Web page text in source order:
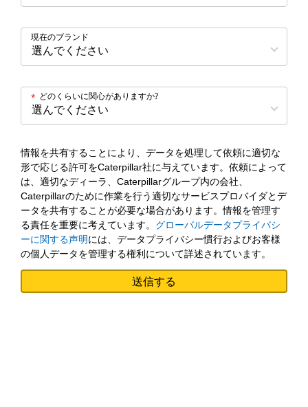
現在のブランド
どのくらいに関心がありますか?
*
情報を共有することにより、データを処理して依頼に適切な
形で応じる許可をCaterpillar社に与えています。依頼によって
は、適切なディーラ、Caterpillarグループ内の会社、
Caterpillarのために作業を行う適切なサービスプロバイダとデ
ータを共有することが必要な場合があります。情報を管理す
る責任を重要に考えています。 グローバルデータプライバシ
ーに関する声明には、データプライバシー慣行およびお客様
の個人データを管理する権利について詳述されています。